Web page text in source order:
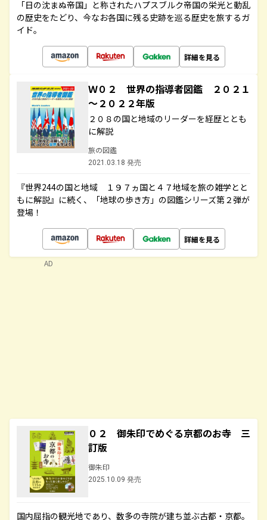
「日の沈まぬ帝国」と称されたハプスブルク帝国の栄光と動乱
の歴史をたどり、今なお各国に残る史跡を巡る歴史を旅するガ
イド。
詳細を見る
Ｗ０２ 世界の指導者図鑑 ２０２１
～２０２２年版
２０８の国と地域のリーダーを経歴ととも
に解説
旅の図鑑
2021.03.18 発売
『世界244の国と地域 １９７ヵ国と４７地域を旅の雑学とと
もに解説』に続く、「地球の歩き方」の図鑑シリーズ第２弾が
登場！
詳細を見る
０２ 御朱印でめぐる京都のお寺 三
訂版
御朱印
2025.10.09 発売
国内屈指の観光地であり、数多の寺院が建ち並ぶ古都・京都。
AD